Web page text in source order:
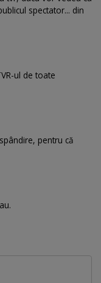
spectator... din
ul de toate
pentru că